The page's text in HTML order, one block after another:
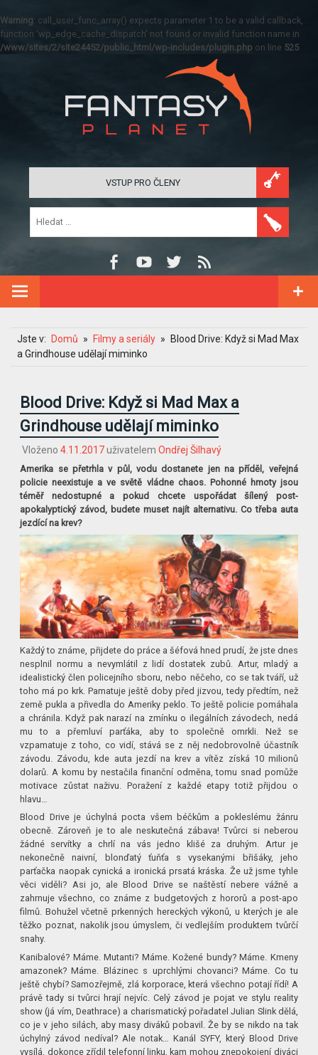
Warning: call_user_func_array() expects parameter 1 to be a valid callback,
function 'wp_edge_cache_dispatch' not found or invalid function name in
/www/sites/2/site24452/public_html/wp-includes/plugin.php on line 525
VSTUP PRO ČLENY
Jste v: Domů Filmy a seriály
Blood Drive: Když si Mad Max
a Grindhouse udělají miminko
Blood Drive: Když si Mad Max a
Grindhouse udělají miminko
Vloženo 4.11.2017uživatelem Ondřej Šilhavý
Amerika se přetrhla v půl, vodu dostanete jen na příděl, veřejná
policie neexistuje a ve světě vládne chaos. Pohonné hmoty jsou
téměř nedostupné a pokud chcete uspořádat šílený post-
apokalyptický závod, budete muset najít alternativu. Co třeba auta
jezdící na krev?
Každý to známe, přijdete do práce a šéfová hned prudí, že jste dnes
nesplnil normu a nevymlátil z lidí dostatek zubů. Artur, mladý a
idealistický člen policejního sboru, nebo něčeho, co se tak tváří, už
toho má po krk. Pamatuje ještě doby před jizvou, tedy předtím, než
země pukla a přivedla do Ameriky peklo. To ještě policie pomáhala
a chránila. Když pak narazí na zmínku o ilegálních závodech, nedá
mu to a přemluví parťáka, aby to společně omrkli. Než se
vzpamatuje z toho, co vidí, stává se z něj nedobrovolně účastník
závodu. Závodu, kde auta jezdí na krev a vítěz získá 10 milionů
dolarů. A komu by nestačila finanční odměna, tomu snad pomůže
motivace zůstat naživu. Poražení z každé etapy totiž přijdou o
hlavu…
Blood Drive je úchylná pocta všem béčkům a pokleslému žánru
obecně. Zároveň je to ale neskutečná zábava! Tvůrci si neberou
žádné servítky a chrlí na vás jedno klišé za druhým. Artur je
nekonečně naivní, blonďatý ťuňťa s vysekanými břišáky, jeho
parťačka naopak cynická a ironická prsatá kráska. Že už jsme tyhle
věci viděli? Asi jo, ale Blood Drive se naštěstí nebere vážně a
zahrnuje všechno, co známe z budgetových z hororů a post-apo
filmů. Bohužel včetně prkenných hereckých výkonů, u kterých je ale
těžko poznat, nakolik jsou úmyslem, či vedlejším produktem tvůrčí
snahy.
Kanibalové? Máme. Mutanti? Máme. Kožené bundy? Máme. Kmeny
amazonek? Máme. Blázinec s uprchlými chovanci? Máme. Co tu
ještě chybí? Samozřejmě, zlá korporace, která všechno potají řídí! A
právě tady si tvůrci hrají nejvíc. Celý závod je pojat ve stylu reality
show (já vím, Deathrace) a charismatický pořadatel Julian Slink dělá,
co je v jeho silách, aby masy diváků pobavil. Že by se nikdo na tak
úchylný závod nedíval? Ale notak… Kanál SYFY, který Blood Drive
vysílá, dokonce zřídil telefonní linku, kam mohou znepokojení diváci